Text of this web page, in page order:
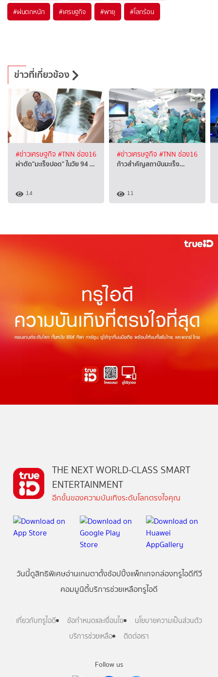
#ฝนตกหนัก #เศรษฐกิจ #พายุ #โลกร้อน
ข่าวที่เกี่ยวข้อง
#ข่าวเศรษฐกิจ #TNN ช่อง16
ผ่าตัด"มะเร็งปอด" ในวัย 94 …
14
#ข่าวเศรษฐกิจ #TNN ช่อง16
ก้าวสำคัญสถาบันมะเร็ง…
11
Follow us
THE NEXT WORLD-CLASS SMART
ENTERTAINMENT
อีกขั้นของความบันเทิงระดับโลกตรงใจคุณ
วันนี้ดูสิทธิพิเศษอ่านเกมตาตั้งช้อปปิ้งแพ็กเกจกล่องทรูไอดีทีวี
คอมมูนิตี้บริการช่วยเหลือทรูไอดี
เกี่ยวกับทรูไอดี ข้อกำหนดและเงื่อนไข
นโยบายความเป็นส่วนตัว
บริการช่วยเหลือ
ติดต่อเรา